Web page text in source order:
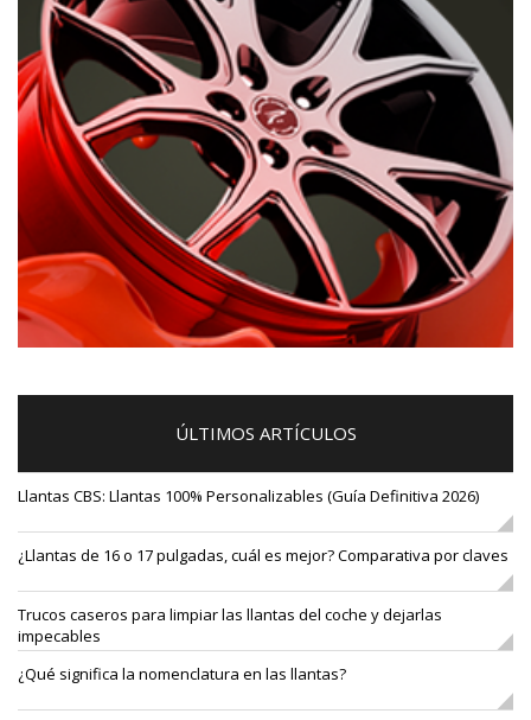
ÚLTIMOS ARTÍCULOS
Llantas CBS: Llantas 100% Personalizables (Guía Definitiva 2026)
¿Llantas de 16 o 17 pulgadas, cuál es mejor? Comparativa por claves
Trucos caseros para limpiar las llantas del coche y dejarlas
impecables
¿Qué significa la nomenclatura en las llantas?